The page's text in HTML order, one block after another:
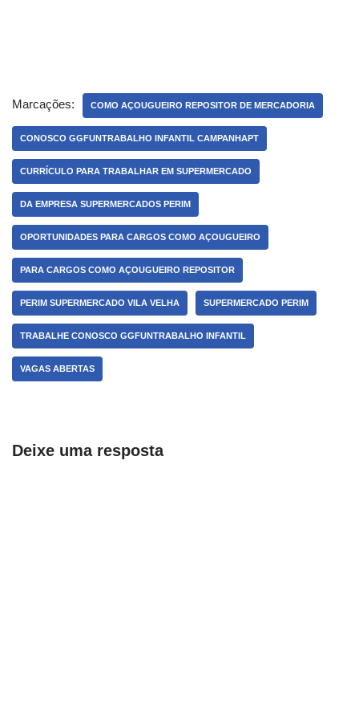
Marcações: COMO AÇOUGUEIRO REPOSITOR DE MERCADORIA
CONOSCO GGFUNTRABALHO INFANTIL CAMPANHAPT
CURRÍCULO PARA TRABALHAR EM SUPERMERCADO
DA EMPRESA SUPERMERCADOS PERIM
OPORTUNIDADES PARA CARGOS COMO AÇOUGUEIRO
PARA CARGOS COMO AÇOUGUEIRO REPOSITOR
PERIM SUPERMERCADO VILA VELHA SUPERMERCADO PERIM
TRABALHE CONOSCO GGFUNTRABALHO INFANTIL
VAGAS ABERTAS
Deixe uma resposta